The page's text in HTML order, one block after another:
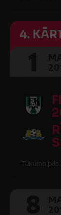
4.
Tukuma